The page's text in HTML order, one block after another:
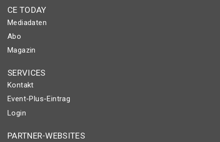
CE TODAY
Mediadaten
Abo
Magazin
SERVICES
Kontakt
Event-Plus-Eintrag
Login
PARTNER-WEBSITES